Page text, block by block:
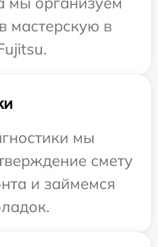
мастерскую в
мы
смету
и займемся